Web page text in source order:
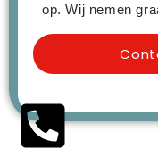
op. Wij nemen